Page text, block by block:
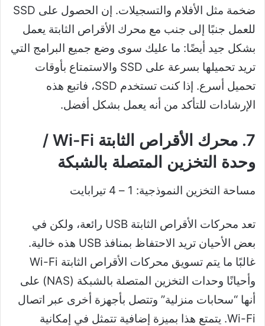
ضخمة مثل الأفلام والتسجيلات. إن الحصول على SSD
للعمل جنبًا إلى جنب مع محرك الأقراص الثابتة يعمل
بشكل جيد أيضًا: ما عليك سوى وضع جميع البرامج التي
تريد تحميلها بسرعة على SSD والاستمتاع بأوقات
تحميل أسرع. إذا كنت تستخدم SSD، فاتبع هذه
الإرشادات للتأكد من أنه يعمل بشكل أفضل.
7. محرك الأقراص الثابتة Wi-Fi /
وحدة التخزين المتصلة بالشبكة
مساحة التخزين النموذجية: 1 – 4 تيرابايت
تعد محركات الأقراص الثابتة USB رائعة، ولكن في
بعض الأحيان تريد الاحتفاظ بمنافذ USB هذه خالية.
غالبًا ما يتم تسويق محركات الأقراص الثابتة Wi-Fi
وأحيانًا وحدات التخزين المتصلة بالشبكة (NAS) على
أنها “سحابات منزلية” وتتصل بأجهزة أخرى عبر اتصال
Wi-Fi. يتمتع هذا بميزة إضافية تتمثل في إمكانية